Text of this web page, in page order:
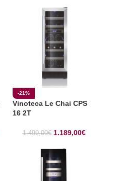
-21%
Vinoteca Le Chai CPS
16 2T
1.499,00€ 1.189,00€